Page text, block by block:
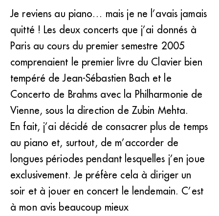
Je reviens au piano… mais je ne l’avais jamais
quitté ! Les deux concerts que j’ai donnés à
Paris au cours du premier semestre 2005
comprenaient le premier livre du Clavier bien
tempéré de Jean-Sébastien Bach et le
Concerto de Brahms avec la Philharmonie de
Vienne, sous la direction de Zubin Mehta.
En fait, j’ai décidé de consacrer plus de temps
au piano et, surtout, de m’accorder de
longues périodes pendant lesquelles j’en joue
exclusivement. Je préfère cela à diriger un
soir et à jouer en concert le lendemain. C’est
à mon avis beaucoup mieux